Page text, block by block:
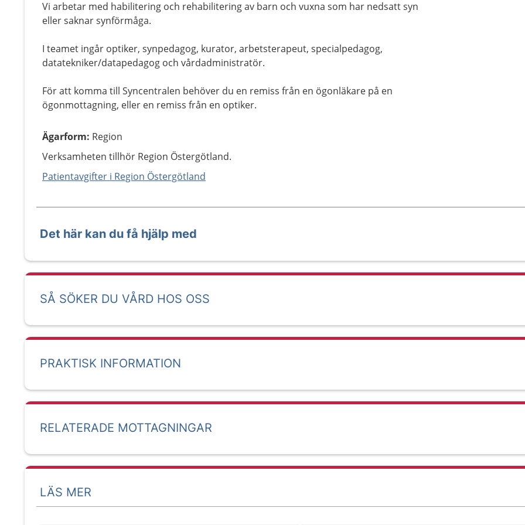
Vi arbetar med habilitering och rehabilitering av barn och vuxna som har nedsatt syn
eller saknar synförmåga.
I teamet ingår optiker, synpedagog, kurator, arbetsterapeut, specialpedagog,
datatekniker/datapedagog och vårdadministratör.
För att komma till Syncentralen behöver du en remiss från en ögonläkare på en
ögonmottagning, eller en remiss från en optiker.
Ägarform: Region
Verksamheten tillhör Region Östergötland.
Patientavgifter i Region Östergötland
Det här kan du få hjälp med
SÅ SÖKER DU VÅRD HOS OSS
PRAKTISK INFORMATION
RELATERADE MOTTAGNINGAR
LÄS MER